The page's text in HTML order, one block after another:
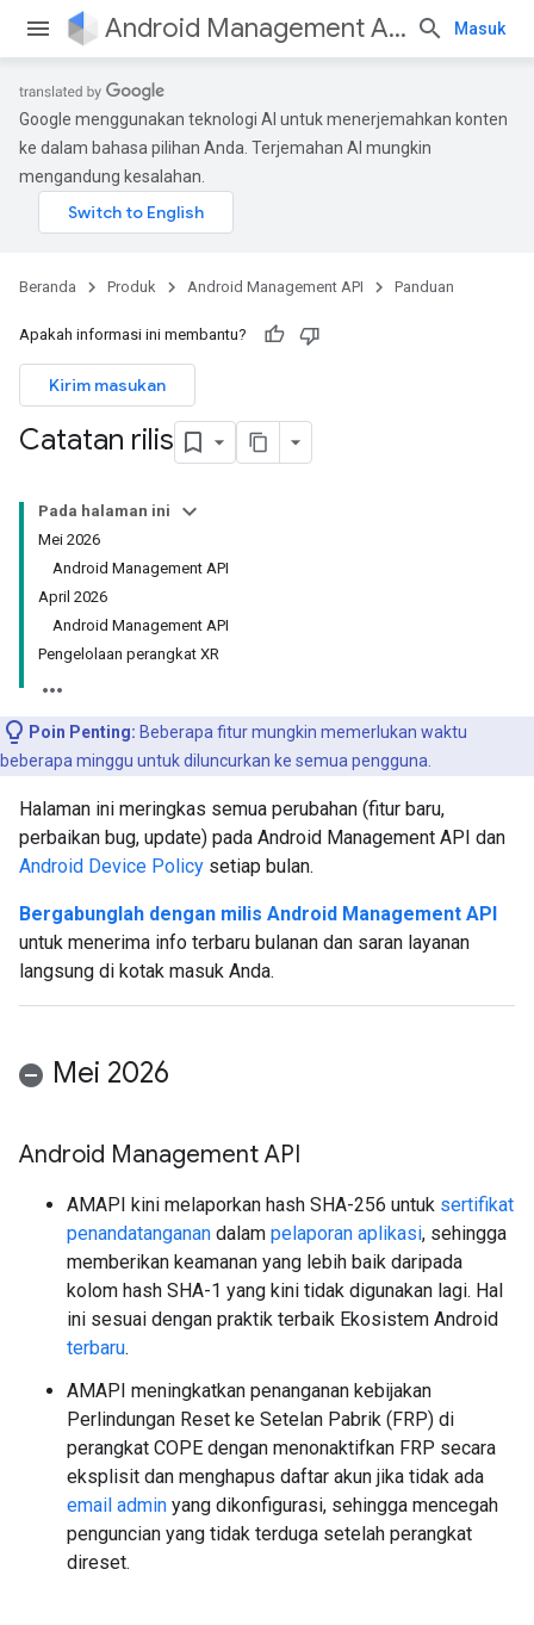
Android Management API Masuk
Google menggunakan teknologi AI untuk menerjemahkan konten
ke dalam bahasa pilihan Anda. Terjemahan AI mungkin
mengandung kesalahan.
Beranda Produk Android Management API Panduan
Apakah informasi ini membantu?
Kirim masukan
Catatan rilis
Pada halaman ini
Mei 2026
Android Management API
April 2026
Android Management API
Pengelolaan perangkat XR
Poin Penting: Beberapa fitur mungkin memerlukan waktu
beberapa minggu untuk diluncurkan ke semua pengguna.
Halaman ini meringkas semua perubahan (fitur baru,
perbaikan bug, update) pada Android Management API dan
Android Device Policy setiap bulan.
Bergabunglah dengan milis Android Management API
untuk menerima info terbaru bulanan dan saran layanan
langsung di kotak masuk Anda.
Mei 2026
Android Management API
AMAPI kini melaporkan hash SHA-256 untuk sertifikat
penandatanganan dalam pelaporan aplikasi, sehingga
memberikan keamanan yang lebih baik daripada
kolom hash SHA-1 yang kini tidak digunakan lagi. Hal
ini sesuai dengan praktik terbaik Ekosistem Android
terbaru.
AMAPI meningkatkan penanganan kebijakan
Perlindungan Reset ke Setelan Pabrik (FRP) di
perangkat COPE dengan menonaktifkan FRP secara
eksplisit dan menghapus daftar akun jika tidak ada
email admin yang dikonfigurasi, sehingga mencegah
penguncian yang tidak terduga setelah perangkat
direset.